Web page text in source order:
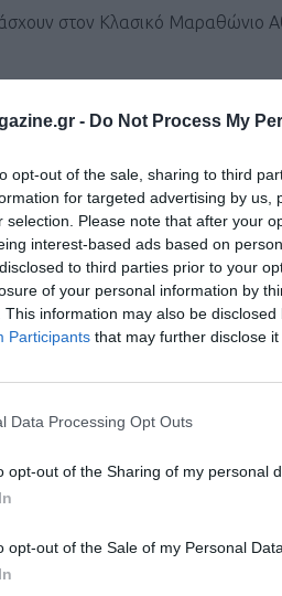
- Do Not Process My
opt-out of the sale, sharing to third
for targeted advertising by us,
selection. Please note that after your
interest-based ads based on
to third parties prior to your
of your personal information by
This information may also be
Participants that may further disclose
Data Processing Opt Outs
opt-out of the Sharing of my personal
opt-out of the Sale of my Personal Data.
στον Κλασικό Μαραθώνιο
τοπική κοινότητα Φούφα και η
τερματίζει στη κεντρική
δρόμο.
είναι κατηφορική και
Άρδασσας και θα
το 18ο έτος .
προσκομίσουν υπεύθυνη δήλωση
(5) με νερό , ένας με